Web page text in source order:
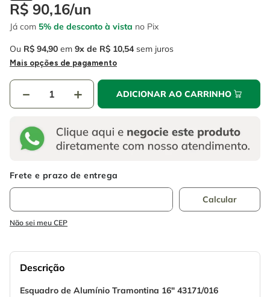
R$ 90,16/un
Já com 5% de desconto à vista no Pix
Ou R$ 94,90 em 9 R$ 10,54sem juros
Mais opções de pagamento
＋
－ ADICIONAR AO CARRINHO
Não sei meu CEP
Descrição
Esquadro de Alumínio Tramontina 16" 43171/016
6 º fio
7º serra copo
8º chave impacto
disco corte
º escada
º serra circular
º fio
chave impacto
disco corte